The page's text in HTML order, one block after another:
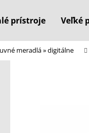
prístroje Veľké
meradlá » digitálne
Čo